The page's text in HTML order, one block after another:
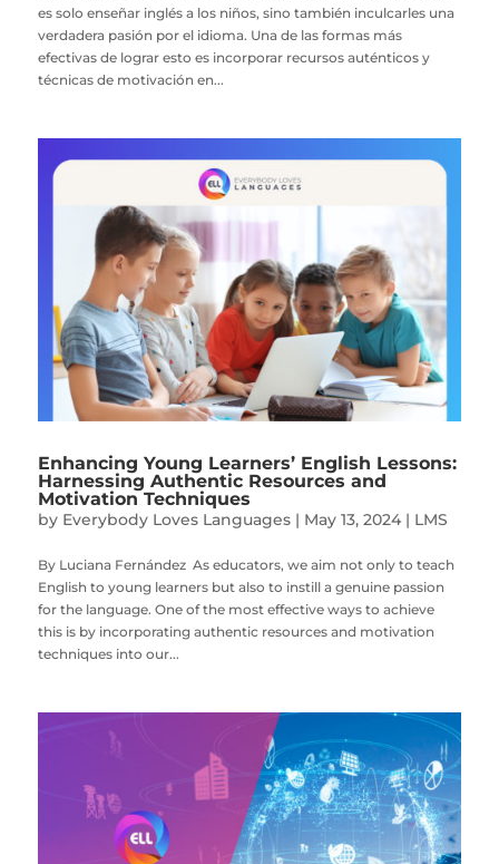
es solo enseñar inglés a los niños, sino también inculcarles una
verdadera pasión por el idioma. Una de las formas más
efectivas de lograr esto es incorporar recursos auténticos y
técnicas de motivación en...
Enhancing Young Learners’ English Lessons:
Harnessing Authentic Resources and
Motivation Techniques
by Everybody Loves Languages| May 13, 2024| LMS
By Luciana Fernández As educators, we aim not only to teach
English to young learners but also to instill a genuine passion
for the language. One of the most effective ways to achieve
this is by incorporating authentic resources and motivation
techniques into our...